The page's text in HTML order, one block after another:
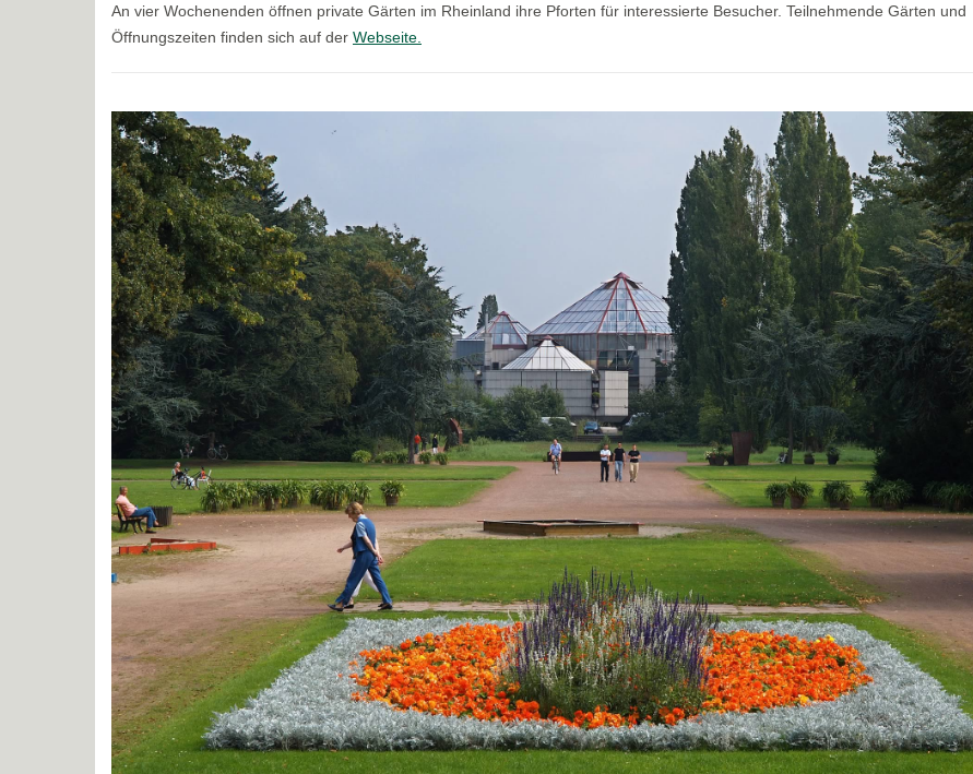
An vier Wochenenden öffnen private Gärten im Rheinland ihre Pforten für interessierte Besucher. Teilnehmende Gärten und
Öffnungszeiten finden sich auf der Webseite.